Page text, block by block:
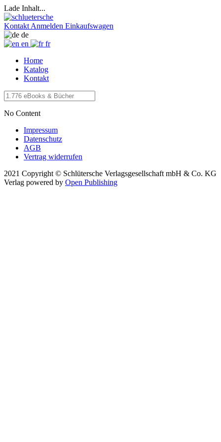
Lade Inhalt...
Kontakt Anmelden Einkaufswagen
de
en
fr
Home
Katalog
Kontakt
No Content
Impressum
Datenschutz
AGB
Vertrag widerrufen
2021 Copyright © Schlütersche Verlagsgesellschaft mbH & Co. KG
Verlag powered by Open Publishing